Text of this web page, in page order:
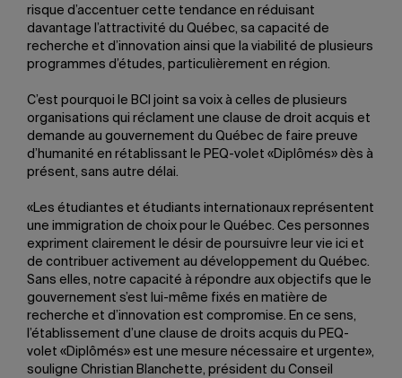
risque d’accentuer cette tendance en réduisant
davantage l’attractivité du Québec, sa capacité de
recherche et d’innovation ainsi que la viabilité de plusieurs
programmes d’études, particulièrement en région.
C’est pourquoi le BCI joint sa voix à celles de plusieurs
organisations qui réclament une clause de droit acquis et
demande au gouvernement du Québec de faire preuve
d’humanité en rétablissant le PEQ-volet «Diplômés» dès à
présent, sans autre délai.
«Les étudiantes et étudiants internationaux représentent
une immigration de choix pour le Québec. Ces personnes
expriment clairement le désir de poursuivre leur vie ici et
de contribuer activement au développement du Québec.
Sans elles, notre capacité à répondre aux objectifs que le
gouvernement s’est lui-même fixés en matière de
recherche et d’innovation est compromise. En ce sens,
l’établissement d’une clause de droits acquis du PEQ-
volet «Diplômés» est une mesure nécessaire et urgente»,
souligne Christian Blanchette, président du Conseil